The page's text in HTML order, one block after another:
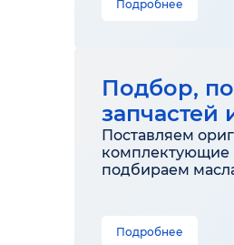
Подробнее
Подбор,
запчастей
Поставляем
комплектующие
подбираем
Подробнее